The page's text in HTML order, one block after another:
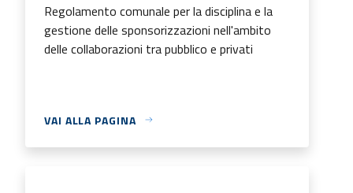
Regolamento comunale per la disciplina e la
gestione delle sponsorizzazioni nell'ambito
delle collaborazioni tra pubblico e privati
VAI ALLA PAGINA